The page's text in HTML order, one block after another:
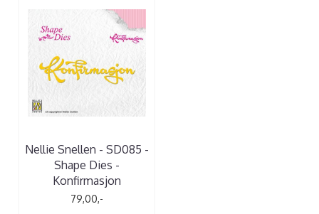
Nellie Snellen - SD085 -
Shape Dies -
Konfirmasjon
79,00,-